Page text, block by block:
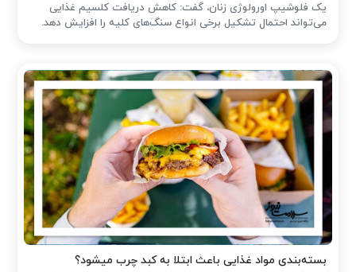
یک فلوشیپ اورولوژی زنان، گفت: کاهش دریافت کلسیم غذایی
می‌تواند احتمال تشکیل برخی انواع سنگ‌های کلیه را افزایش دهد.
بسته‌بندی مواد غذایی باعث ابتلا به کبد چرب میشود؟